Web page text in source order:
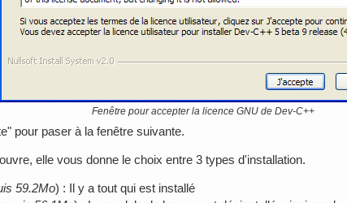
Fenêtre pour accepter la licence GNU de Dev-C++
pour paser à la fenêtre suivante.
elle vous donne le choix entre 3 types d'installation.
59.2Mo) : Il y a tout qui est installé